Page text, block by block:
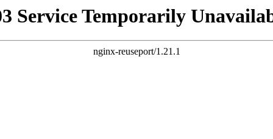
Service Temporarily
nginx-reuseport/1.21.1